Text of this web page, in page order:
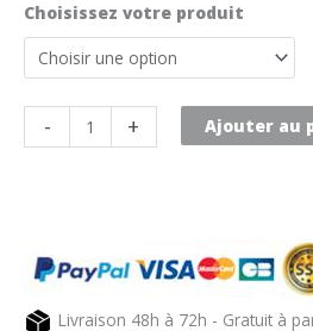
Choisissez votre produit
-
de
santé
+ Ajouter au
Livraison 48h à 72h - Gratuit à